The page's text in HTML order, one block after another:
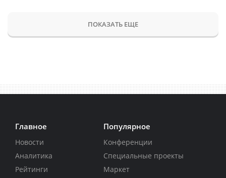
ПОКАЗАТЬ ЕЩЕ
Главное
Новости
Аналитика
Рейтинги
Популярное
Конференции
Специальные проекты
Маркет